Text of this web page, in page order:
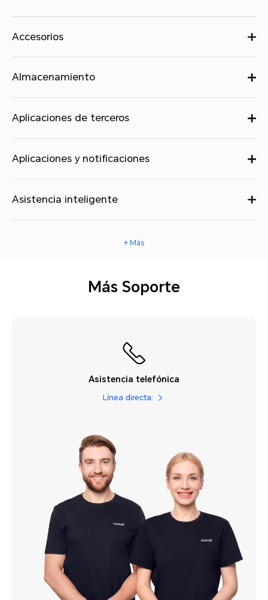
Accesorios
Almacenamiento
Aplicaciones de terceros
Aplicaciones y notificaciones
Asistencia inteligente
+ Más
Más Soporte
Asistencia telefónica
Línea directa: